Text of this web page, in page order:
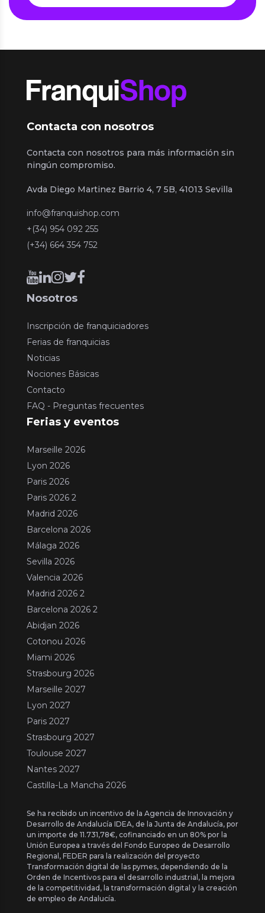
Contacta con nosotros
Contacta con nosotros para más información sin
ningún compromiso.
Avda Diego Martinez Barrio 4, 7 5B, 41013 Sevilla
info@franquishop.com
+(34) 954 092 255
(+34) 664 354 752
Nosotros
Inscripción de franquiciadores
Ferias de franquicias
Noticias
Nociones Básicas
Contacto
FAQ - Preguntas frecuentes
Ferias y eventos
Marseille 2026
Lyon 2026
Paris 2026
Paris 2026 2
Madrid 2026
Barcelona 2026
Málaga 2026
Sevilla 2026
Valencia 2026
Madrid 2026 2
Barcelona 2026 2
Abidjan 2026
Cotonou 2026
Miami 2026
Strasbourg 2026
Marseille 2027
Lyon 2027
Paris 2027
Strasbourg 2027
Toulouse 2027
Nantes 2027
Castilla-La Mancha 2026
Se ha recibido un incentivo de la Agencia de Innovación y
Desarrollo de Andalucía IDEA, de la Junta de Andalucía, por
un importe de 11.731,78€, cofinanciado en un 80% por la
Unión Europea a través del Fondo Europeo de Desarrollo
Regional, FEDER para la realización del proyecto
Transformación digital de las pymes, dependiendo de la
Orden de Incentivos para el desarrollo industrial, la mejora
de la competitividad, la transformación digital y la creación
de empleo de Andalucía.